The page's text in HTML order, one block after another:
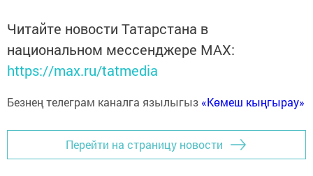
Читайте новости Татарстана в
национальном мессенджере MАХ:
https://max.ru/tatmedia
Безнең телеграм каналга язылыгыз «Көмеш кыңгырау»
Перейти на страницу новости